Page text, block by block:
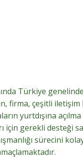
Türkiye
firma, çeşitli iletişim
yurtdışına
için gerekli desteği
sürecini